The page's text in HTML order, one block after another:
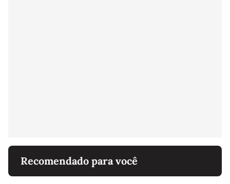
Recomendado para você